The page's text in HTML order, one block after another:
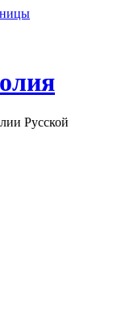
Русской